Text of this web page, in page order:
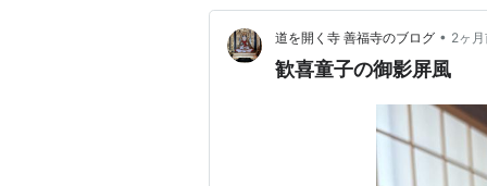
道を開く寺 善福寺のブログ • 2ヶ
歓喜童子の御影屏風